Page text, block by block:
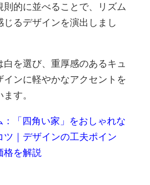
則的に並べることで、リズム
じるデザインを演出しまし
白を選び、重厚感のあるキュ
インに軽やかなアクセントを
す。
「四角い家」をおしゃれな
ツ｜デザインの工夫ポイン
格を解説